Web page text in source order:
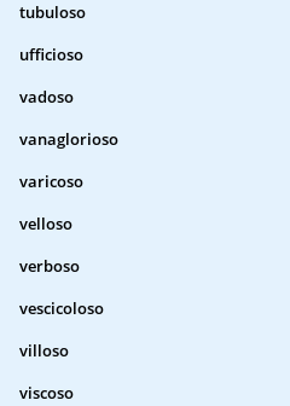
tubuloso
ufficioso
vadoso
vanaglorioso
varicoso
velloso
verboso
vescicoloso
villoso
viscoso